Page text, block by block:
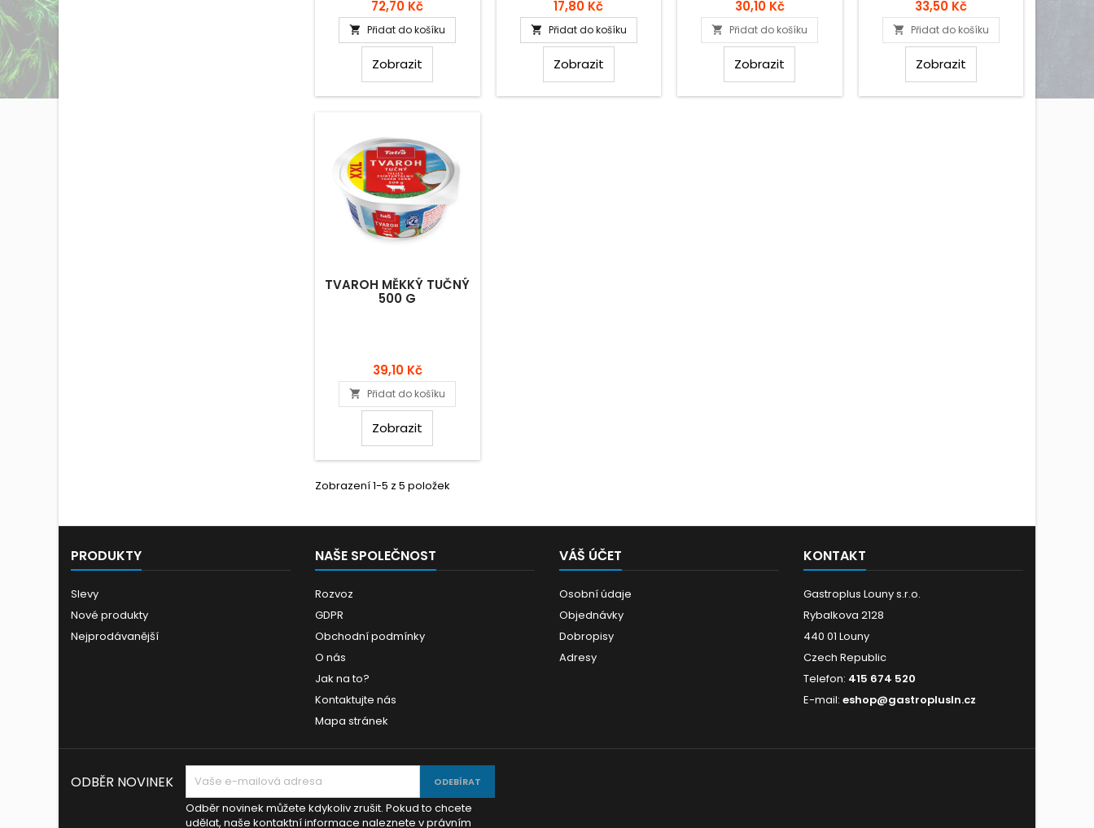
Cena
72,70 Kč
 Přidat do košíku
Zobrazit
Cena
17,80 Kč
 Přidat do košíku
Zobrazit
Cena
30,10 Kč
 Přidat do košíku
Zobrazit
Cena
33,50 Kč
 Přidat do košíku
Zobrazit
TVAROH MĚKKÝ TUČNÝ
500 G
Cena
39,10 Kč
 Přidat do košíku
Zobrazit
Zobrazení 1-5 z 5 položek
PRODUKTY
Slevy
Nové produkty
Nejprodávanější
NAŠE SPOLEČNOST
Rozvoz
GDPR
Obchodní podmínky
O nás
Jak na to?
Kontaktujte nás
Mapa stránek
VÁŠ ÚČET
Osobní údaje
Objednávky
Dobropisy
Adresy
KONTAKT
Gastroplus Louny s.r.o.
Rybalkova 2128
440 01 Louny
Czech Republic
Telefon: 415 674 520
E-mail: eshop@gastroplusln.cz
ODBĚR NOVINEK
Odběr novinek můžete kdykoliv zrušit. Pokud to chcete
udělat, naše kontaktní informace naleznete v právním